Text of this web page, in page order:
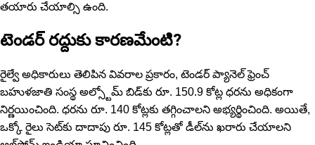
తయారు చేయాల్సి ఉంది.
టెండ‌ర్ ర‌ద్దుకు కార‌ణ‌మేంటి?
రైల్వే అధికారులు తెలిపిన వివరాల ప్రకారం, టెండర్ ప్యానెల్ ఫ్రెంచ్
బహుళజాతి సంస్థ అల్స్టోమ్ బిడ్‌కు రూ. 150.9 కోట్ల ధరను అధికంగా
నిర్ణయించింది. ధరను రూ. 140 కోట్లకు తగ్గించాలని అభ్యర్థించింది. అయితే,
ఒక్కో రైలు సెట్‌కు దాదాపు రూ. 145 కోట్లతో డీల్‌ను ఖరారు చేయాల‌ని